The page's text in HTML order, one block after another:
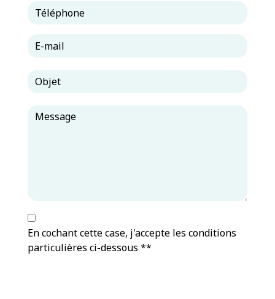
En cochant cette case, j'accepte les conditions
particulières ci-dessous **